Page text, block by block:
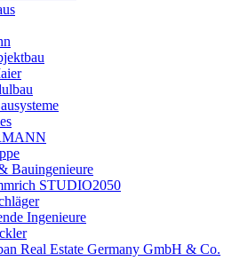
Bauingenieure
STUDIO2050
Ingenieure
Real Estate Germany GmbH & Co.